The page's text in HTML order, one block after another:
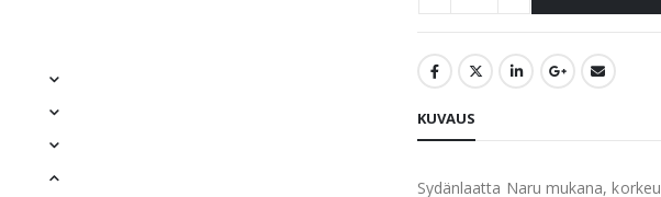
KUVAUS
Sydänlaatta Naru mukana,